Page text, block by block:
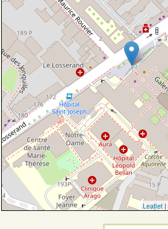
Leaflet |